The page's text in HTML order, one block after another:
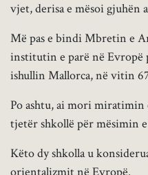
vjet, derisa e mësoi gjuhën
Më pas e bindi Mbretin e
institutin e parë në Evropë
ishullin Mallorca, në vitin
Po ashtu, ai mori miratimin
tjetër shkollë për mësimin
Këto dy shkolla u